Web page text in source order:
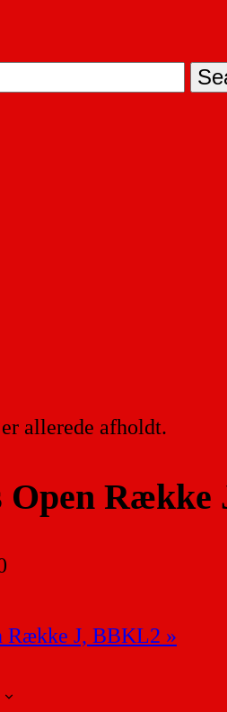
allerede afholdt.
Open
Række J, BBKL2 »